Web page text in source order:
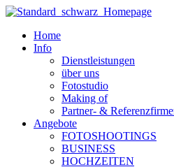
Zum
wechselnHome
Info
Dienstleistungen
über uns
Fotostudio
Making of
Partner- &
Angebote
FOTOSHOOTINGS
BUSINESS
HOCHZEITEN